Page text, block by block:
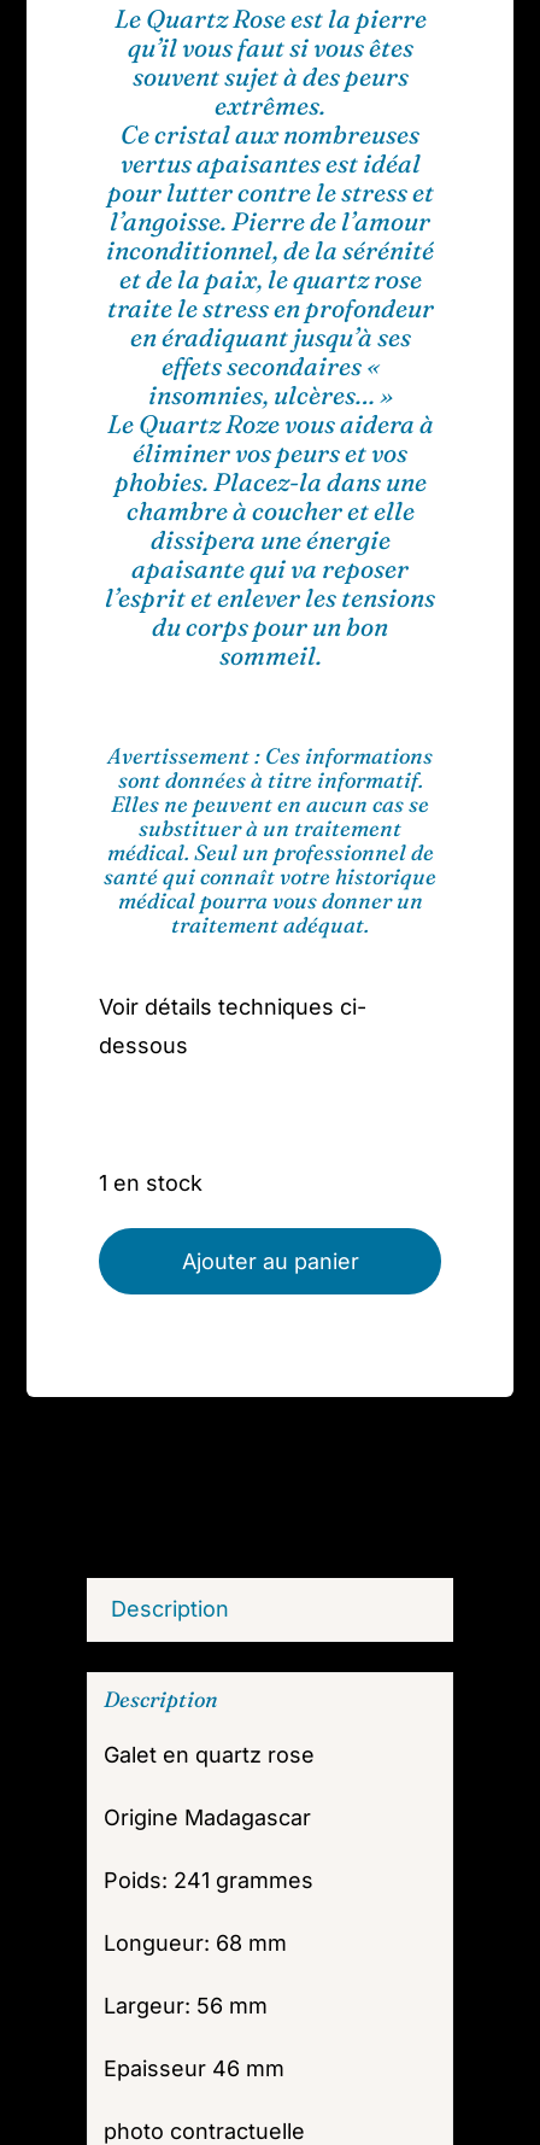
Le Quartz Rose est la pierre
qu’il vous faut si vous êtes
souvent sujet à des peurs
extrêmes.
Ce cristal aux nombreuses
vertus apaisantes est idéal
pour lutter contre le stress et
l’angoisse. Pierre de l’amour
inconditionnel, de la sérénité
et de la paix, le quartz rose
traite le stress en profondeur
en éradiquant jusqu’à ses
effets secondaires «
insomnies, ulcères… »
Le Quartz Roze vous aidera à
éliminer vos peurs et vos
phobies. Placez-la dans une
chambre à coucher et elle
dissipera une énergie
apaisante qui va reposer
l’esprit et enlever les tensions
du corps pour un bon
sommeil.
Avertissement : Ces informations
sont données à titre informatif.
Elles ne peuvent en aucun cas se
substituer à un traitement
médical. Seul un professionnel de
santé qui connaît votre historique
médical pourra vous donner un
traitement adéquat.
Voir détails techniques ci-
dessous
1 en stock
Ajouter au panier
Description
Description
Galet en quartz rose
Origine Madagascar
Poids: 241 grammes
Longueur: 68 mm
Largeur: 56 mm
Epaisseur 46 mm
photo contractuelle